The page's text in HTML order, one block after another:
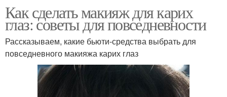
Как сделать макияж для карих
глаз: советы для повседневности
Рассказываем, какие бьюти-средства выбрать для
повседневного макияжа карих глаз